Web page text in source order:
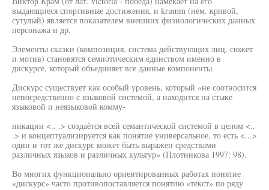
выдающиеся спортивные достижения, и krumm (нем. кривой,
сутулый) является показателем внешних физиологических данных
персонажа и др.
Элементы сказки (композиция, система действующих лиц, сюжет
и мотив) становятся семиотическим единством именно в
дискурсе, который объединяет все данные компоненты.
Дискурс существует как особый уровень, который «не соотносится
непосредственно с языковой системой, а находится на стыке
языковой и неязыковой комму-
никации <.. .> создаётся всей семантической системой в целом <..
.> и концептуализируется как понятие универсальное, то есть <...>
один и тот же дискурс может быть выражен средствами
различных языков и различных культур» (Плотникова 1997: 98).
Во многих функционально ориентированных работах понятие
«дискурс» часто противопоставляется понятию «текст» по ряду